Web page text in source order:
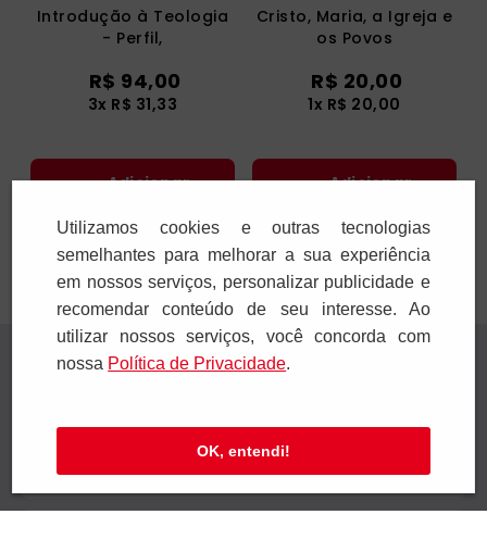
Introdução à Teologia
- Perfil,
R$ 94,00
3x R$ 31,33
Adicionar
Cristo, Maria, a Igreja e
os Povos
R$ 20,00
1x R$ 20,00
Adicionar
Receba novidades
Utilizamos cookies e outras tecnologias
semelhantes para melhorar a sua experiência
em nossos serviços, personalizar publicidade e
recomendar conteúdo de seu interesse. Ao
utilizar nossos serviços, você concorda com
nossa Polí­tica de Privacidade.
OK, entendi!